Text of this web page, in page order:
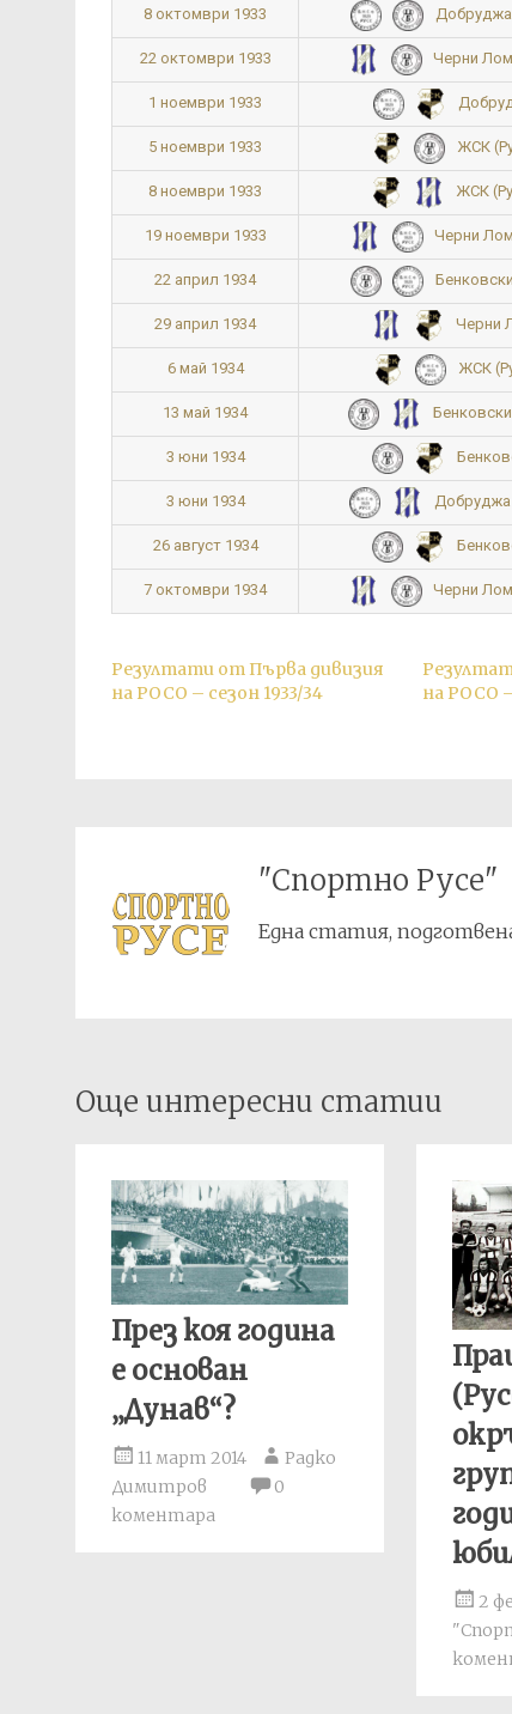
8 октомври 1933 Добруджа
22 октомври 1933 Черни Лом
1 ноември 1933
5 ноември 1933 ЖСК
8 ноември 1933 ЖСК
19 ноември 1933 Черни
22 април 1934
29 април 1934 Черни
6 май 1934 ЖСК
13 май 1934
3 юни 1934
3 юни 1934 Добруджа
26 август 1934
7 октомври 1934 Черни Лом
Резултати от Първа дивизия
на РОСО – сезон 1933/34
на РОСО –
"Спортно Русе"
Една статия,
Post
navigation
Още интересни статии
През коя година
е основан
„Дунав“?
11 март 2014
Радко
Димитров
0
коментара
2